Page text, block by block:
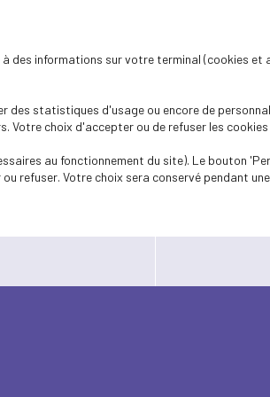
des informations sur votre terminal (cookies
des statistiques d'usage ou encore de
choix d'accepter ou de refuser les
au fonctionnement du site). Le bouton
Votre choix sera conservé pendant